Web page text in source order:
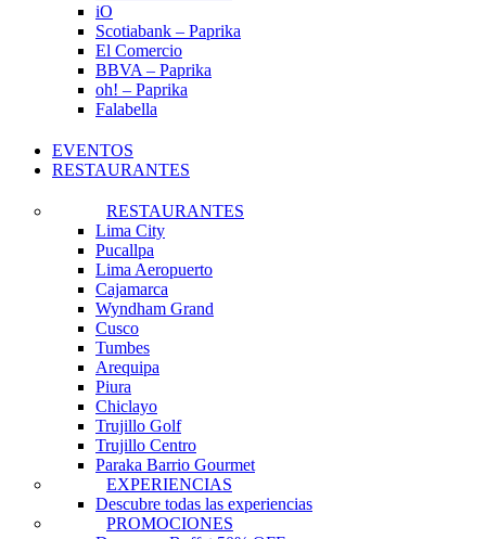
iO
Scotiabank – Paprika
El Comercio
BBVA – Paprika
oh! – Paprika
Falabella
EVENTOS
RESTAURANTES
RESTAURANTES
Lima City
Pucallpa
Lima Aeropuerto
Cajamarca
Wyndham Grand
Cusco
Tumbes
Arequipa
Piura
Chiclayo
Trujillo Golf
Trujillo Centro
Paraka Barrio Gourmet
EXPERIENCIAS
Descubre todas las experiencias
PROMOCIONES